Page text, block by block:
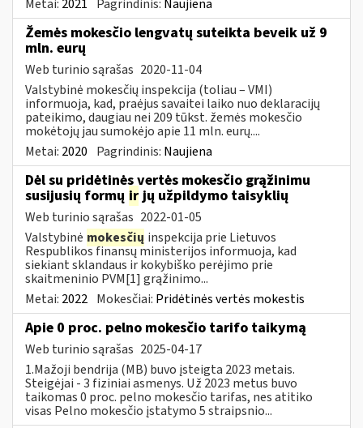
Metai: 2021 Pagrindinis: Naujiena
Žemės mokesčio lengvatų suteikta beveik už 9
mln. eurų
Web turinio sąrašas 2020-11-04
Valstybinė mokesčių inspekcija (toliau – VMI)
informuoja, kad, praėjus savaitei laiko nuo deklaracijų
pateikimo, daugiau nei 209 tūkst. žemės mokesčio
mokėtojų jau sumokėjo apie 11 mln. eurų....
Metai: 2020 Pagrindinis: Naujiena
Dėl su pridėtinės vertės mokesčio grąžinimu
susijusių formų irjų užpildymo taisyklių
Web turinio sąrašas 2022-01-05
Valstybinė mokesčių inspekcija prie Lietuvos
Respublikos finansų ministerijos informuoja, kad
siekiant sklandaus ir kokybiško perėjimo prie
skaitmeninio PVM[1] grąžinimo...
Metai: 2022 Mokesčiai: Pridėtinės vertės mokestis
Apie 0 proc. pelno mokesčio tarifo taikymą
Web turinio sąrašas 2025-04-17
1.Mažoji bendrija (MB) buvo įsteigta 2023 metais.
Steigėjai - 3 fiziniai asmenys. Už 2023 metus buvo
taikomas 0 proc. pelno mokesčio tarifas, nes atitiko
visas Pelno mokesčio įstatymo 5 straipsnio...